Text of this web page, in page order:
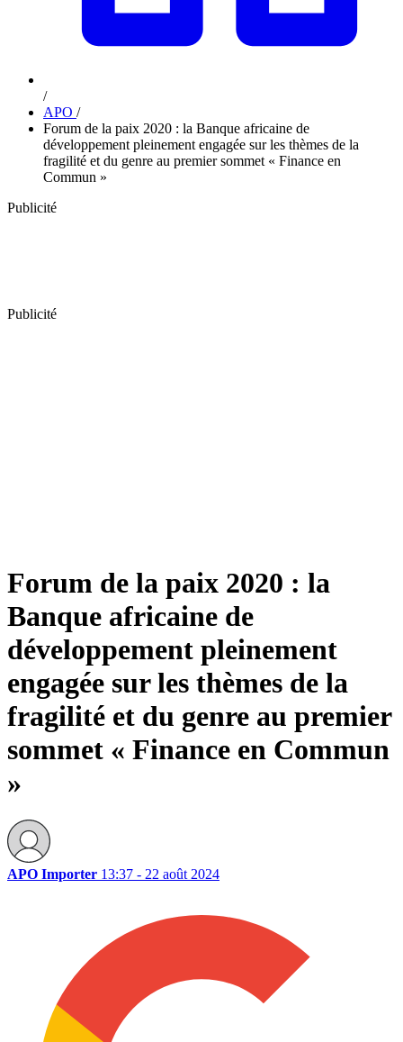
/
APO /
Forum de la paix 2020 : la Banque africaine de
développement pleinement engagée sur les thèmes de la
fragilité et du genre au premier sommet « Finance en
Commun »
Publicité
Publicité
Forum de la paix 2020 : la
Banque africaine de
développement pleinement
engagée sur les thèmes de la
fragilité et du genre au premier
sommet « Finance en Commun
»
APO Importer 13:37 - 22 août 2024